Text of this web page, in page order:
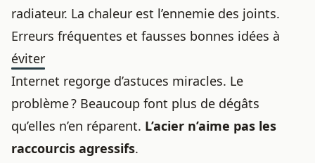
radiateur. La chaleur est l’ennemie des joints.
Erreurs fréquentes et fausses bonnes idées à
éviter
Internet regorge d’astuces miracles. Le
problème ? Beaucoup font plus de dégâts
qu’elles n’en réparent. L’acier n’aime pas les
raccourcis agressifs.